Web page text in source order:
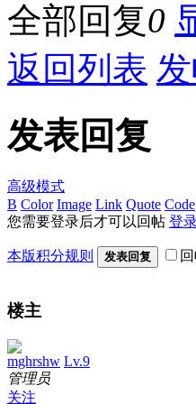
全部回复0
返回列表
发表回复
高级模式
B Color Image Link Quote Code
您需要登录后才可以回帖 登
本版积分规则 发表回复
楼主
mghrshw Lv.9
管理员
关注